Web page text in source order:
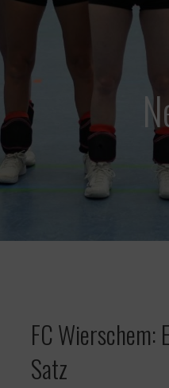
FC Wierschem:
Satz